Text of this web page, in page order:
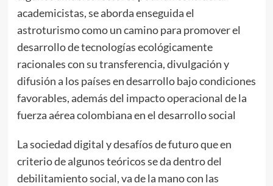
academicistas, se aborda enseguida el
astroturismo como un camino para promover el
desarrollo de tecnologías ecológicamente
racionales con su transferencia, divulgación y
difusión a los países en desarrollo bajo condiciones
favorables, además del impacto operacional de la
fuerza aérea colombiana en el desarrollo social
La sociedad digital y desafíos de futuro que en
criterio de algunos teóricos se da dentro del
debilitamiento social, va de la mano con las